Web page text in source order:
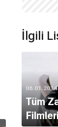
İlgili
06.01.2014
Tüm